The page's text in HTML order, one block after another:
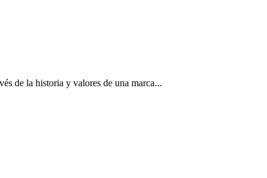
de la historia y valores de una marca...